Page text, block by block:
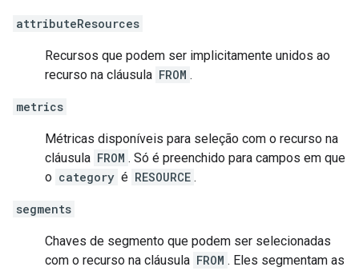
attributeResources
Recursos que podem ser implicitamente unidos ao
recurso na cláusula FROM .
metrics
Métricas disponíveis para seleção com o recurso na
cláusula FROM . Só é preenchido para campos em que
o category é RESOURCE .
segments
Chaves de segmento que podem ser selecionadas
com o recurso na cláusula FROM . Eles segmentam as